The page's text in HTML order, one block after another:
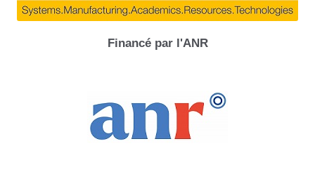
Financé par l'ANR